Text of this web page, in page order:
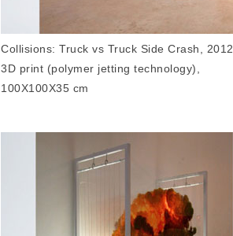
Collisions: Truck vs Truck Side Crash, 2012,
3D print (polymer jetting technology),
100X100X35 cm